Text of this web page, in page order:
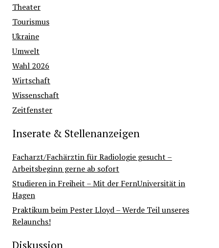
Theater
Tourismus
Ukraine
Umwelt
Wahl 2026
Wirtschaft
Wissenschaft
Zeitfenster
Inserate & Stellenanzeigen
Facharzt/Fachärztin für Radiologie gesucht –
Arbeitsbeginn gerne ab sofort
Studieren in Freiheit – Mit der FernUniversität in
Hagen
Praktikum beim Pester Lloyd – Werde Teil unseres
Relaunchs!